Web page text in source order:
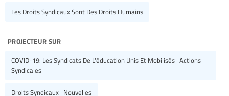
Les Droits Syndicaux Sont Des Droits Humains
projecteur sur
COVID-19: Les Syndicats De L'éducation Unis Et Mobilisés | Actions
Syndicales
Droits Syndicaux | Nouvelles